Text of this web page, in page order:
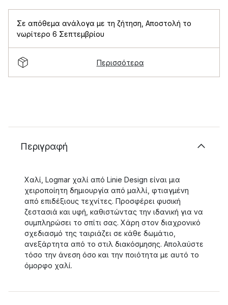
Σε απόθεμα ανάλογα με τη ζήτηση Αποστολή το
νωρίτερο 6 Σεπτεμβρίου
Περισσότερα
Περιγραφή
Χαλί, Logmar χαλί από Linie Design είναι μια
χειροποίητη δημιουργία από μαλλί, φτιαγμένη
από επιδέξιους τεχνίτες. Προσφέρει φυσική
ζεστασιά και υφή, καθιστώντας την ιδανική για να
συμπληρώσει το σπίτι σας. Χάρη στον διαχρονικό
σχεδιασμό της ταιριάζει σε κάθε δωμάτιο,
ανεξάρτητα από το στιλ διακόσμησης. Απολαύστε
τόσο την άνεση όσο και την ποιότητα με αυτό το
όμορφο χαλί.